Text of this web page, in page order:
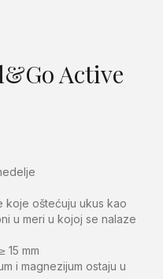
Active
koje oštećuju ukus kao
u meri u kojoj se nalaze
15 mm
i magnezijum ostaju u